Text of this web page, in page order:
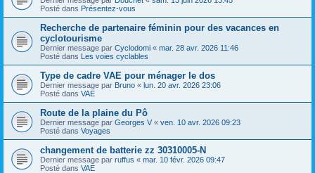
Posté dans Présentez-vous
Recherche de partenaire féminin pour des vacances en
cyclotourisme
Dernier message par Cyclodomi « mar. 28 avr. 2026 11:46
Posté dans Les voies cyclables
Type de cadre VAE pour ménager le dos
Dernier message par Bruno « lun. 20 avr. 2026 23:06
Posté dans VAE
Route de la plaine du Pô
Dernier message par Georges V « ven. 10 avr. 2026 09:23
Posté dans Voyages
changement de batterie zz 30310005-N
Dernier message par ruffus « mar. 10 févr. 2026 09:47
Posté dans VAE